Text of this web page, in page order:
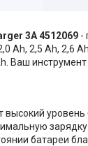
3A 4512069 -
2,5 Аh, 2,6
Ваш
зарядку
батареи